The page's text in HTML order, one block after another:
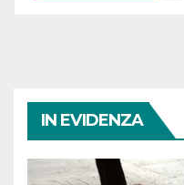
IN EVIDENZA